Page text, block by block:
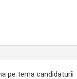
pe tema candidaturii